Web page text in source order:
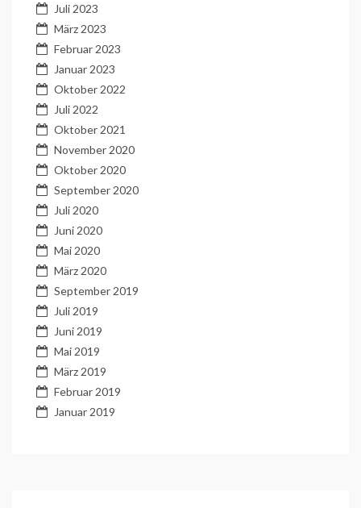
Juli 2023
März 2023
Februar 2023
Januar 2023
Oktober 2022
Juli 2022
Oktober 2021
November 2020
Oktober 2020
September 2020
Juli 2020
Juni 2020
Mai 2020
März 2020
September 2019
Juli 2019
Juni 2019
Mai 2019
März 2019
Februar 2019
Januar 2019